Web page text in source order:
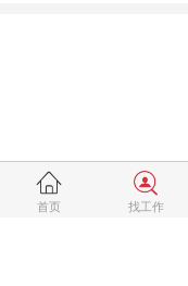
首页 找工作